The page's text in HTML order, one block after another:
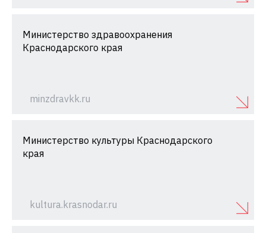
Министерство здравоохранения
Краснодарского края
minzdravkk.ru
Министерство культуры Краснодарского
края
kultura.krasnodar.ru